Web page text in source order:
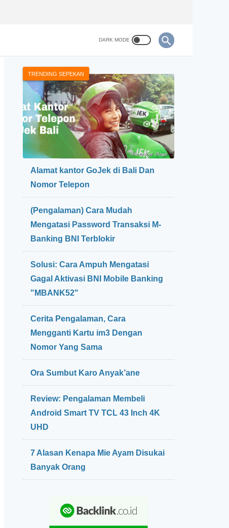
TRENDING SEPEKAN
Alamat kantor GoJek di Bali Dan
Nomor Telepon
(Pengalaman) Cara Mudah
Mengatasi Password Transaksi M-
Banking BNI Terblokir
Solusi: Cara Ampuh Mengatasi
Gagal Aktivasi BNI Mobile Banking
"MBANK52"
Cerita Pengalaman, Cara
Mengganti Kartu im3 Dengan
Nomor Yang Sama
Ora Sumbut Karo Anyak’ane
Review: Pengalaman Membeli
Android Smart TV TCL 43 Inch 4K
UHD
7 Alasan Kenapa Mie Ayam Disukai
Banyak Orang